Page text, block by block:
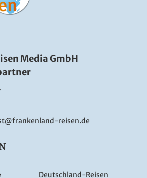
Winter
Media GmbH
reisen.de
Deutschland-Reisen